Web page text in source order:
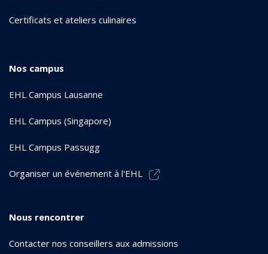
Certificats et ateliers culinaires
Nos campus
EHL Campus Lausanne
EHL Campus (Singapore)
EHL Campus Passugg
Organiser un événement à l'EHL
Nous rencontrer
Contacter nos conseillers aux admissions